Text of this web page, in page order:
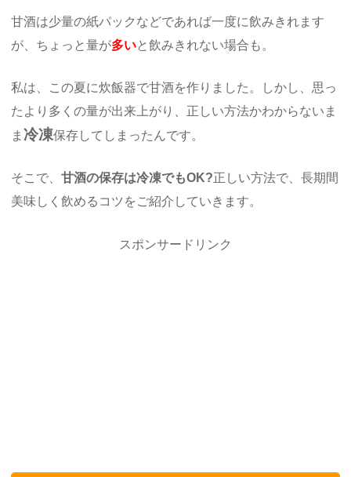
甘酒は少量の紙パックなどであれば一度に飲みきれます
が、ちょっと量が多いと飲みきれない場合も。
私は、この夏に炊飯器で甘酒を作りました。しかし、思っ
たより多くの量が出来上がり、正しい方法かわからないま
ま 冷凍保存してしまったんです。
そこで、甘酒の保存は冷凍でもOK?正しい方法で、長期間
美味しく飲めるコツをご紹介していきます。
スポンサードリンク